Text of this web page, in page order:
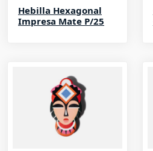
Hebilla Hexagonal
Impresa Mate P/25